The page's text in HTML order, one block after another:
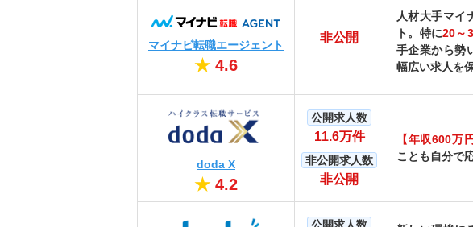
マイナビ転職エージェント
★ 4.6
非公開
人材大手マイ
ト。特に20～
手企業から勢
幅広い求人を
doda X
★ 4.2
公開求人数
11.6万件
非公開求人数
非公開
【年収600万
ことも自分で